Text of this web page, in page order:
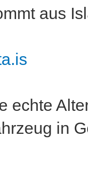
aus
echte
in